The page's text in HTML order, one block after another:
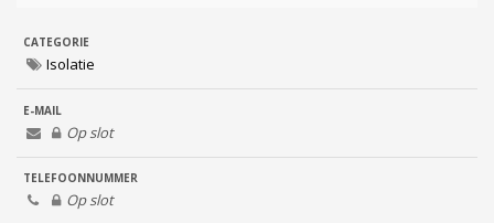
CATEGORIE
Isolatie
E-MAIL
Op slot
TELEFOONNUMMER
Op slot